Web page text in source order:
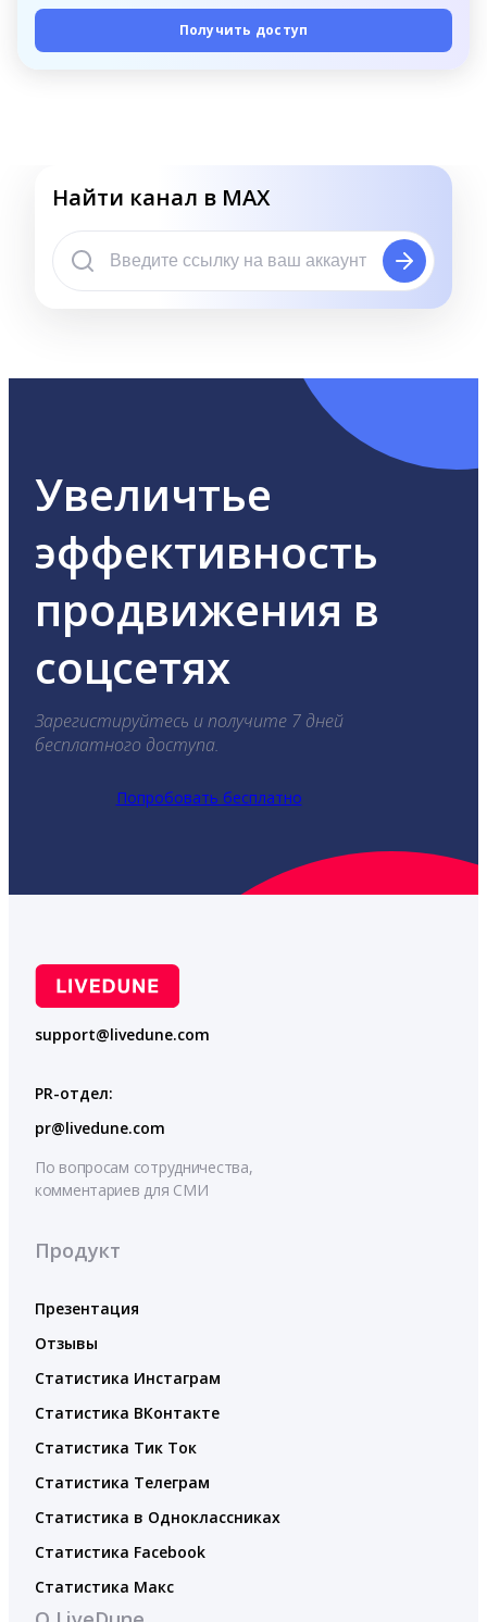
Получить доступ
Найти канал в MAX
Увеличтье
эффективность
продвижения в
соцсетях
Зарегистируйтесь и получите 7 дней
бесплатного доступа.
Попробовать бесплатно
support@livedune.com
PR-отдел:
pr@livedune.com
По вопросам сотрудничества,
комментариев для СМИ
Продукт
Презентация
Отзывы
Статистика Инстаграм
Статистика ВКонтакте
Статистика Тик Ток
Статистика Телеграм
Статистика в Одноклассниках
Статистика Facebook
Статистика Макс